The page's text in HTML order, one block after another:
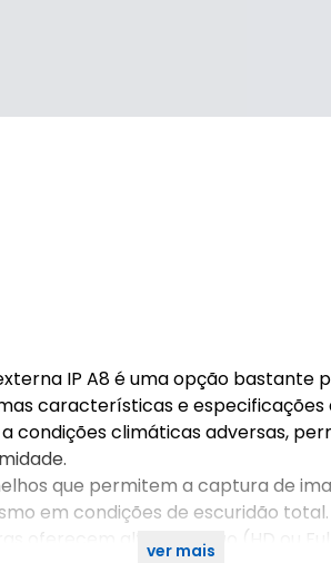
IP A8 é uma opção
características e
condições climáticas adversas,
que permitem a captura de
em condições de escuridão total.
oferecem alta definição (HD ou
ver mais